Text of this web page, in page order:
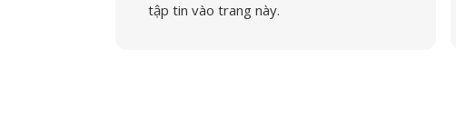
tập tin vào trang này.